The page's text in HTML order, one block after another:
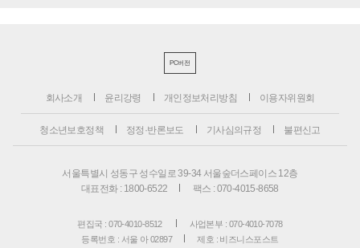
PC버전
회사소개 윤리강령 개인정보처리방침 이용자위원회
청소년보호정책 정정·반론보도 기사심의규정 불편신고
서울특별시 성동구 성수일로 39-34 서울숲더스페이스 12층
대표전화 : 1800-6522
팩스 : 070-4015-8658
편집국 : 070-4010-8512
사업본부 : 070-4010-7078
등록번호 : 서울 아 02897
제호 : 비즈니스포스트